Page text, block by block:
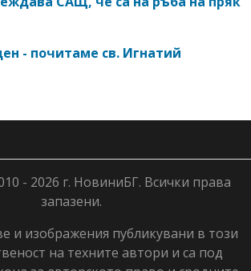
- почитаме св. Игнатий
- 2026 г. НовиниБГ. Всички права
запазени.
и изображения публикувани в този
на техните автори и са под